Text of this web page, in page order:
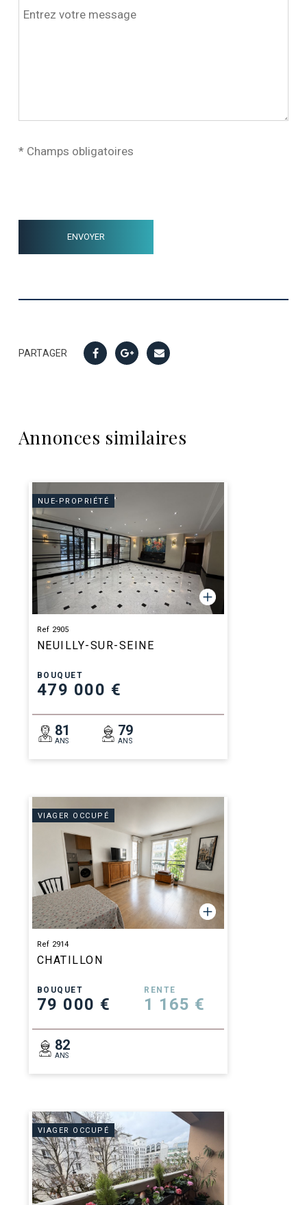
* Champs obligatoires
PARTAGER
Annonces similaires
NUE-PROPRIÉTÉ
Ref 2905
NEUILLY-SUR-SEINE
BOUQUET
479 000 €
81
ANS
79
ANS
VIAGER OCCUPÉ
Ref 2914
CHATILLON
BOUQUET
79 000 €
RENTE
1 165 €
82
ANS
VIAGER OCCUPÉ